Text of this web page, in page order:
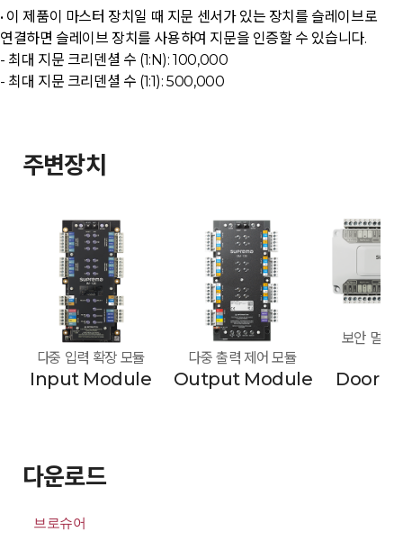
• 이 제품이 마스터 장치일 때 지문 센서가 있는 장치를 슬레이브로
연결하면 슬레이브 장치를 사용하여 지문을 인증할 수 있습니다.
- 최대 지문 크리덴셜 수 (1:N): 100,000
- 최대 지문 크리덴셜 수 (1:1): 500,000
주변장치
다중 입력 확장 모듈
Input Module
다중 출력 제어 모듈
Output Module
보안 멀티
Door
다운로드
브로슈어